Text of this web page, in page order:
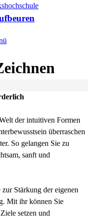
der intuitiven Formen
überraschen
So gelangen Sie zu
sanft und
Stärkung der eigenen
Mit ihr können Sie
setzen und